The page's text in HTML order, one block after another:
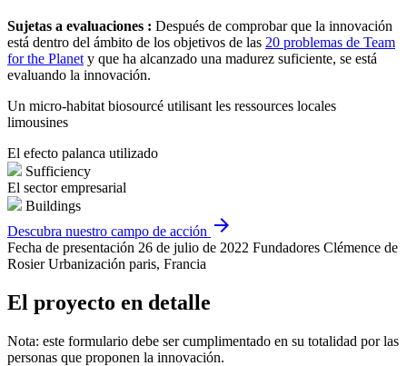
Sujetas a evaluaciones : Después de comprobar que la innovación
está dentro del ámbito de los objetivos de las 20 problemas de Team
for the Planet y que ha alcanzado una madurez suficiente, se está
evaluando la innovación.
Un micro-habitat biosourcé utilisant les ressources locales
limousines
El efecto palanca utilizado
Sufficiency
El sector empresarial
Buildings
Descubra nuestro campo de acción arrow_forward
Fecha de presentación 26 de julio de 2022 Fundadores Clémence de
RosierUrbanización paris, Francia
El proyecto en detalle
Nota: este formulario debe ser cumplimentado en su totalidad por las
personas que proponen la innovación.